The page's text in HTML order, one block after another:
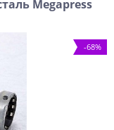
Megapress
-68%